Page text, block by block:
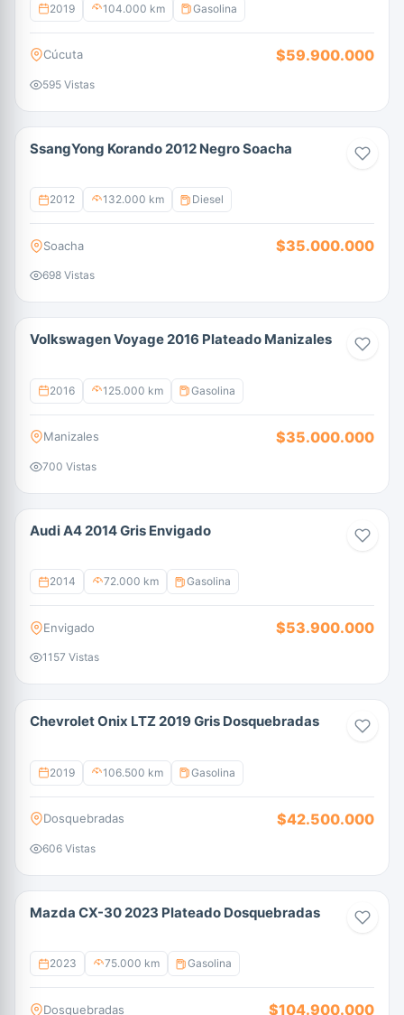
2019 104.000 km Gasolina
Cúcuta $59.900.000
595 Vistas
SsangYong Korando 2012 Negro Soacha
2012 132.000 km Diesel
Soacha $35.000.000
698 Vistas
Volkswagen Voyage 2016 Plateado Manizales
2016 125.000 km Gasolina
Manizales $35.000.000
700 Vistas
Audi A4 2014 Gris Envigado
2014 72.000 km Gasolina
Envigado $53.900.000
1157 Vistas
Chevrolet Onix LTZ 2019 Gris Dosquebradas
2019 106.500 km Gasolina
Dosquebradas $42.500.000
606 Vistas
Mazda CX-30 2023 Plateado Dosquebradas
2023 75.000 km Gasolina
Dosquebradas $104.900.000